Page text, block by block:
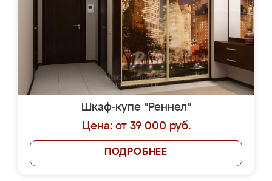
Шкаф-купе "Реннел"
Цена: от 39 000 руб.
ПОДРОБНЕЕ